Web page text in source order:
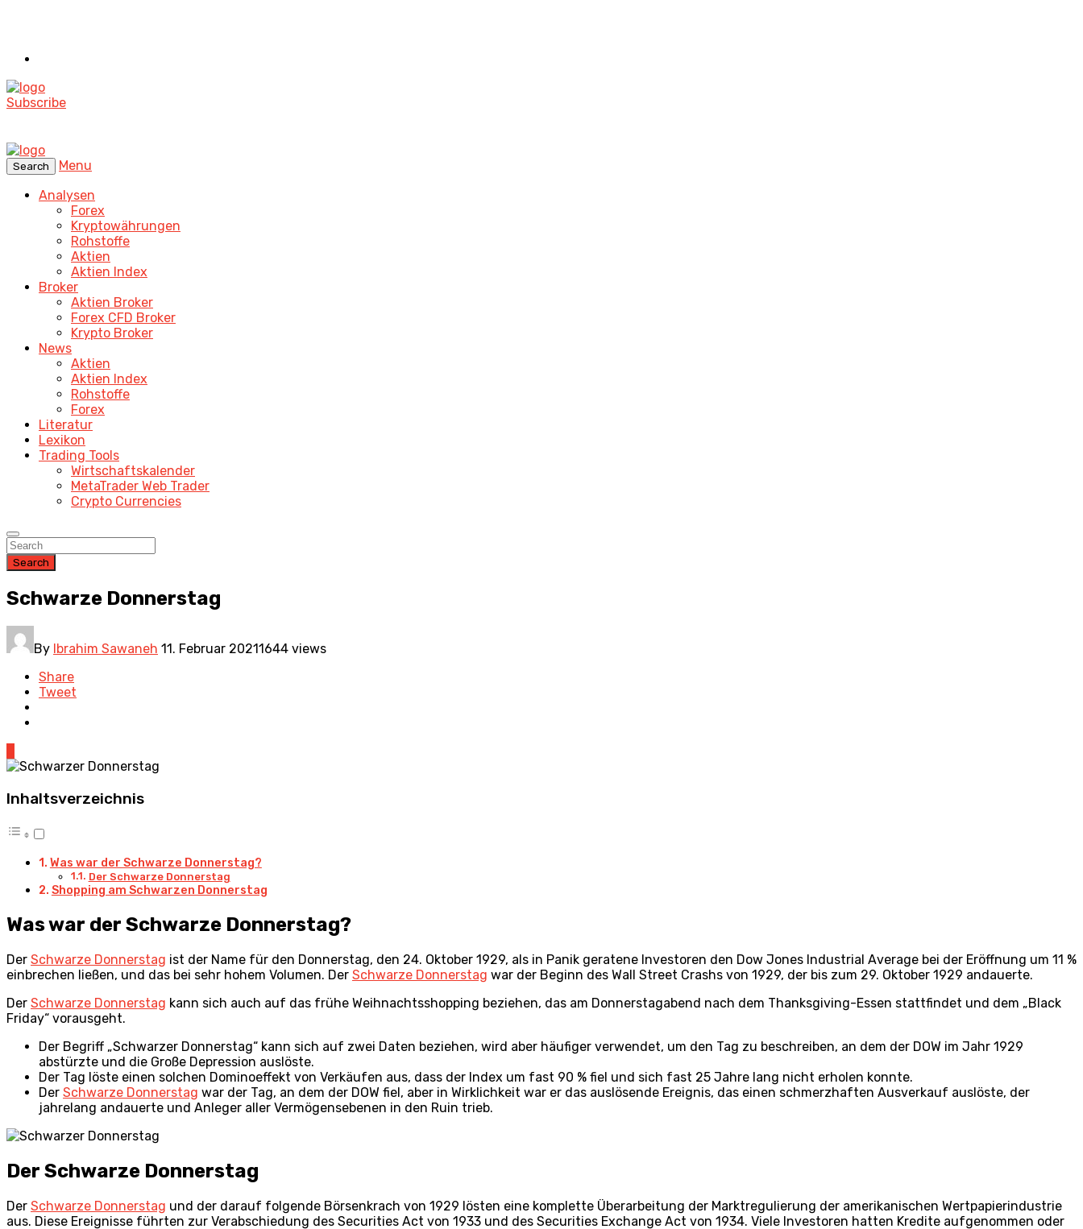
Subscribe
Search
Menu
Analysen
Forex
Kryptowährungen
Rohstoffe
Aktien
Aktien Index
Broker
Aktien Broker
Forex CFD Broker
Krypto Broker
News
Aktien
Aktien Index
Rohstoffe
Forex
Literatur
Lexikon
Trading Tools
Wirtschaftskalender
MetaTrader Web Trader
Crypto Currencies
Search
Schwarze Donnerstag
By Ibrahim Sawaneh 11. Februar 20211644 views
Share
Tweet
Inhaltsverzeichnis
Was war der Schwarze Donnerstag?
Der Schwarze Donnerstag
Shopping am Schwarzen Donnerstag
Was war der Schwarze Donnerstag?
Der Schwarze Donnerstag ist der Name für den Donnerstag, den 24. Oktober 1929, als in Panik geratene Investoren den Dow Jones Industrial Average bei der Eröffnung um 11 %
einbrechen ließen, und das bei sehr hohem Volumen. Der Schwarze Donnerstag war der Beginn des Wall Street Crashs von 1929, der bis zum 29. Oktober 1929 andauerte.
Der Schwarze Donnerstag kann sich auch auf das frühe Weihnachtsshopping beziehen, das am Donnerstagabend nach dem Thanksgiving-Essen stattfindet und dem „Black
Friday“ vorausgeht.
Der Begriff „Schwarzer Donnerstag“ kann sich auf zwei Daten beziehen, wird aber häufiger verwendet, um den Tag zu beschreiben, an dem der DOW im Jahr 1929
abstürzte und die Große Depression auslöste.
Der Tag löste einen solchen Dominoeffekt von Verkäufen aus, dass der Index um fast 90 % fiel und sich fast 25 Jahre lang nicht erholen konnte.
Der Schwarze Donnerstag war der Tag, an dem der DOW fiel, aber in Wirklichkeit war er das auslösende Ereignis, das einen schmerzhaften Ausverkauf auslöste, der
jahrelang andauerte und Anleger aller Vermögensebenen in den Ruin trieb.
Der Schwarze Donnerstag
Der Schwarze Donnerstag und der darauf folgende Börsenkrach von 1929 lösten eine komplette Überarbeitung der Marktregulierung der amerikanischen Wertpapierindustrie
aus. Diese Ereignisse führten zur Verabschiedung des Securities Act von 1933 und des Securities Exchange Act von 1934. Viele Investoren hatten Kredite aufgenommen oder